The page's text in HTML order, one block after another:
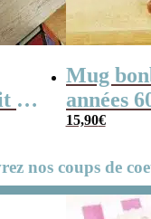
x3
Mug
années 60 “Je
un
15,90€
nos coups de